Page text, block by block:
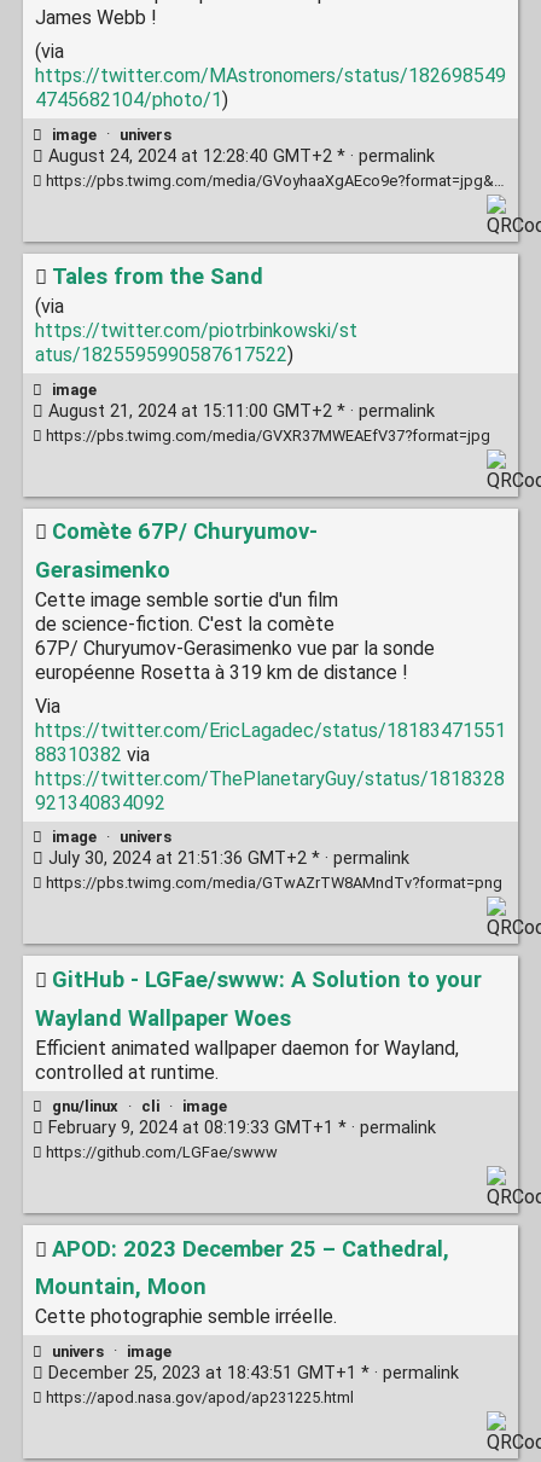
James Webb !
(via
https://twitter.com/MAstronomers/status/182698549
4745682104/photo/1)
image · univers
August 24, 2024 at 12:28:40 GMT+2 * · permalink
https://pbs.twimg.com/media/GVoyhaaXgAEco9e?format=jpg&name=large
Tales from the Sand
(via
https://twitter.com/piotrbinkowski/st
atus/1825595990587617522)
image
August 21, 2024 at 15:11:00 GMT+2 * · permalink
https://pbs.twimg.com/media/GVXR37MWEAEfV37?format=jpg
Comète 67P/ Churyumov-
Gerasimenko
Cette image semble sortie d'un film
de science-fiction. C'est la comète
67P/ Churyumov-Gerasimenko vue par la sonde
européenne Rosetta à 319 km de distance !
Via
https://twitter.com/EricLagadec/status/18183471551
88310382 via
https://twitter.com/ThePlanetaryGuy/status/1818328
921340834092
image · univers
July 30, 2024 at 21:51:36 GMT+2 * · permalink
https://pbs.twimg.com/media/GTwAZrTW8AMndTv?format=png
GitHub - LGFae/swww: A Solution to your
Wayland Wallpaper Woes
Efficient animated wallpaper daemon for Wayland,
controlled at runtime.
gnu/linux · cli · image
February 9, 2024 at 08:19:33 GMT+1 * · permalink
https://github.com/LGFae/swww
APOD: 2023 December 25 – Cathedral,
Mountain, Moon
Cette photographie semble irréelle.
univers · image
December 25, 2023 at 18:43:51 GMT+1 * · permalink
https://apod.nasa.gov/apod/ap231225.html